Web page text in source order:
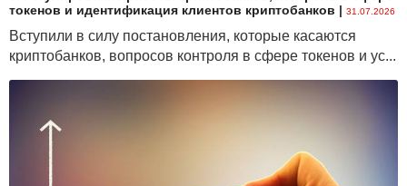
токенов и идентификация клиентов криптобанков | 31.07.2026
Вступили в силу постановления, которые касаются
криптобанков, вопросов контроля в сфере токенов и ус...